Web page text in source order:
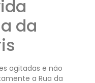
da
agitadas e não
a Rua da